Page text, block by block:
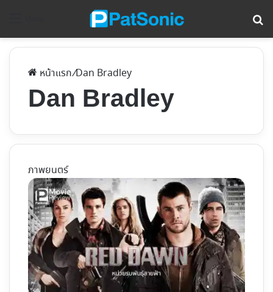
หน้าแรก/Dan Bradley
Dan Bradley
ภาพยนตร์